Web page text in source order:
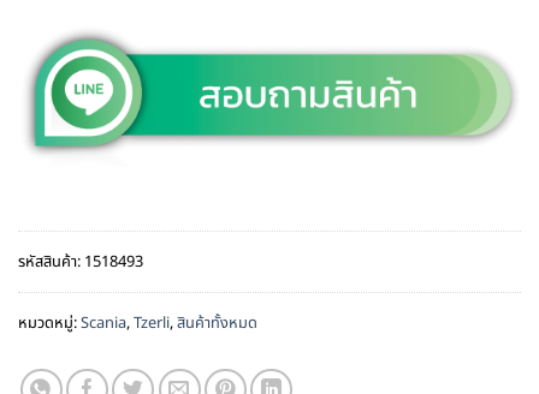
รหัสสินค้า: 1518493
หมวดหมู่:Scania,Tzerli,สินค้าทั้งหมด